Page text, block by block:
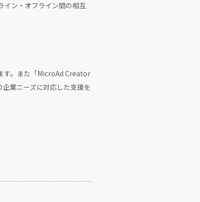
イン・オフライン間の相互
す。また「MicroAd Creator
業ニーズに対応した支援を